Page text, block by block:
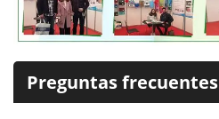
Preguntas frecuentes